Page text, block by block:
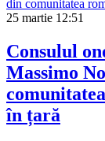
25 martie 12:51
Consulul
Massimo
în țară